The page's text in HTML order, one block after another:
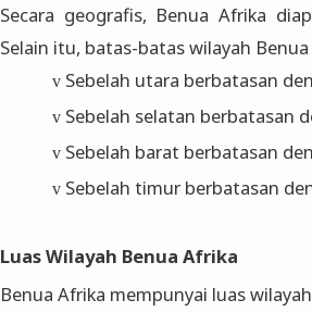
Secara geografis, Benua Afrika
Selain itu, batas-batas wilayah
v Sebelah utara berbatasan
v Sebelah selatan berbatasan
v Sebelah barat berbatasan
v Sebelah timur berbatasan
Luas Wilayah Benua Afrika
Benua Afrika mempunyai luas